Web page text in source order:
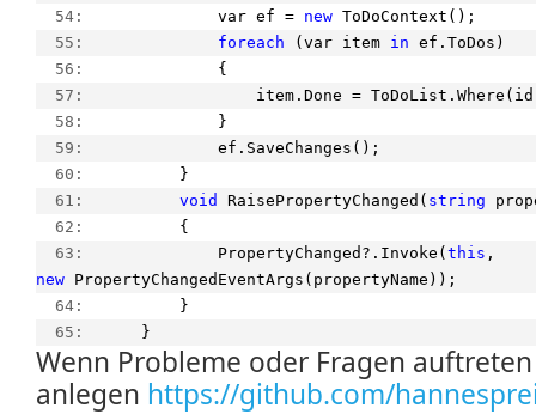
  54:
            var ef =
new ToDoContext();
  55:
foreach (var item in ef.ToDos)
  56:
            {
  57:
item.Done =
  58:
            }
  59:
            ef.SaveChanges();
  60:
        }
  61:
void RaisePropertyChanged( string
  62:
        {
  63:
            PropertyChanged?.Invoke(
this ,
new PropertyChangedEventArgs(propertyName));
  64:
        }
  65:
    }
Wenn Probleme oder Fragen
anlegen https://github.com/